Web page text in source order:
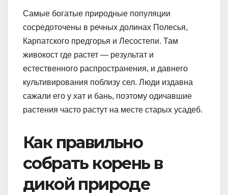
Самые богатые природные популяции
сосредоточены в речных долинах Полесья,
Карпатского предгорья и Лесостепи. Там
живокост где растет — результат и
естественного распространения, и давнего
культивирования поблизу сел. Люди издавна
сажали его у хат и бань, поэтому одичавшие
растения часто растут на месте старых усадеб.
Как правильно
собрать корень в
дикой природе